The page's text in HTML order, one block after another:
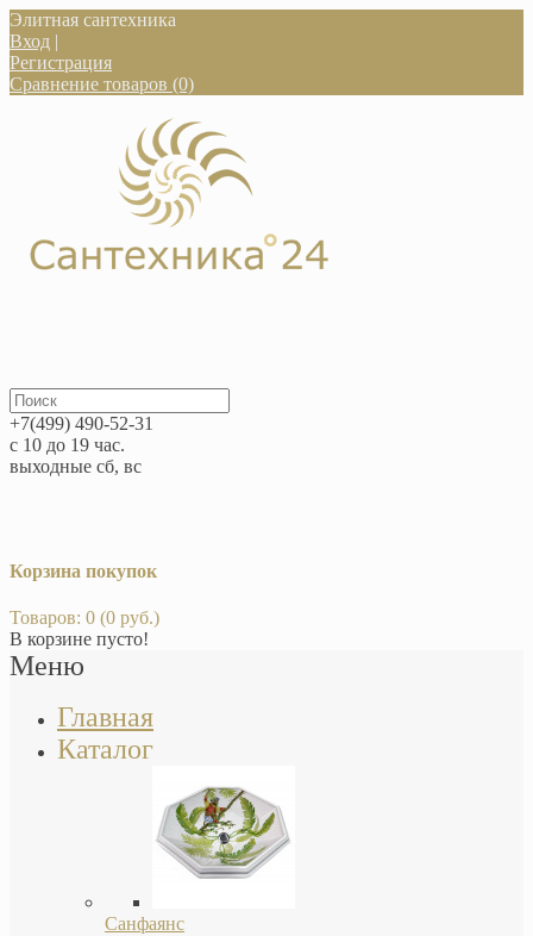
Элитная сантехника
Вход |
Регистрация
Сравнение товаров (0)
+7(499) 490-52-31
с 10 до 19 час.
выходные сб, вс
Корзина покупок
Товаров: 0 (0 руб.)
В корзине пусто!
Меню
Главная
Каталог
Санфаянс